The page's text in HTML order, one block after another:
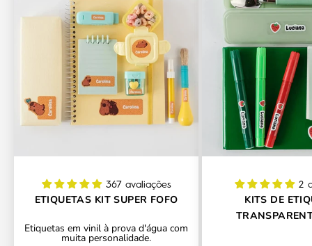
367 avaliações
ETIQUETAS KIT SUPER FOFO
Etiquetas em vinil à prova d'água com
muita personalidade.
2
KITS DE